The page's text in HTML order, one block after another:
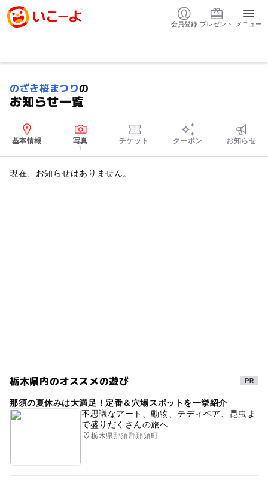
会員登録 プレゼント メニュー
のざき桜まつりの
お知らせ一覧
基本情報 写真
1
チケット クーポン お知らせ
現在、お知らせはありません。
栃木県内のオススメの遊び
那須の夏休みは大満足！定番＆穴場スポットを一挙紹介
不思議なアート、動物、テディベア、昆虫ま
で盛りだくさんの旅へ
栃木県那須郡那須町